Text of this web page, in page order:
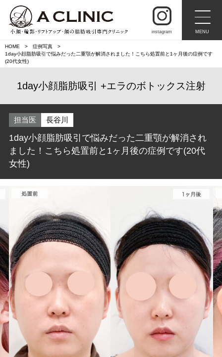
instagram MENU
HOME
症例写真
1day小顔脂肪吸引で悩みだった二重顎が解消されました！こちら処置前と1ヶ月後の症例です
(20代女性)
1day小顔脂肪吸引 エラのボトックス注射
担当医 長谷川
1day小顔脂肪吸引で悩みだった二重顎が解消され
ました！こちら処置前と1ヶ月後の症例です(20代
女性)